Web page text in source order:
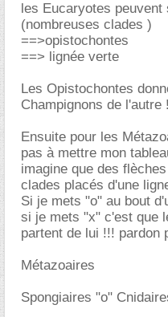
les Eucaryotes
(nombreuses clades )
==>opistochontes
==> lignée verte
Les Opistochontes
Champignons de l'autre !
Ensuite pour les
pas à mettre mon
imagine que des
clades placés d'une
Si je mets "o" au bout
si je mets "x" c'est que
partent de lui !!! pardon
Métazoaires
Spongiaires "o"